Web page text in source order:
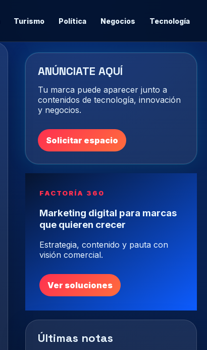
Turismo Política Negocios Tecnología
ANÚNCIATE AQUÍ
Tu marca puede aparecer junto a
contenidos de tecnología, innovación
y negocios.
Solicitar espacio
FACTORÍA 360
Marketing digital para marcas
que quieren crecer
Estrategia, contenido y pauta con
visión comercial.
Ver soluciones
Últimas notas